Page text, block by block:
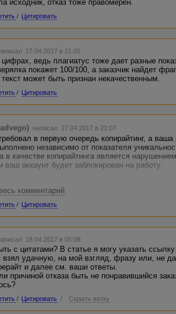
исходник, отказ тоже правомерен.
/ Цитировать
17.04.2017 в 21:01
ведь плагиатус тоже дает разные
покажет 100/100, а заказчик найдет
текст может быть признан некачественным.
/ Цитировать
написал 17.04.2017 в 21:07
в первую очередь копирайтинг, а
независимо от показателя
в качестве копирайтинга является
ваш аккаунт будет заблокирован на работу.
комментарий
/ Цитировать
18.04.2017 в 05:08
с цитатами? В статье я могу указать
взял удачную, на мой взгляд, фразу или, не
и далее см. ваши ответы.
причиной отказа быть не понравившийся
/ Цитировать / Скрыть ветку